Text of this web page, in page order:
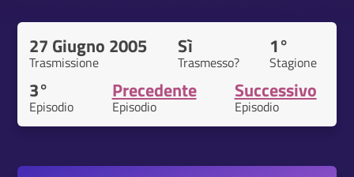
27 Giugno 2005
Trasmissione
Sì
Trasmesso?
1°
Stagione
3°
Episodio
Precedente
Episodio
Successivo
Episodio